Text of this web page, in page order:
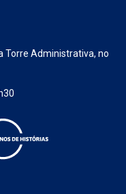
Torre Administrativa, no